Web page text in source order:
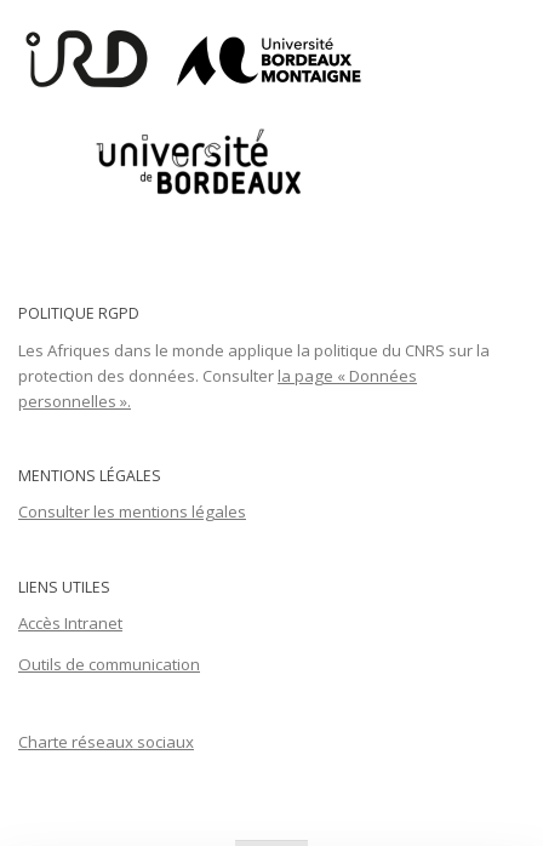
POLITIQUE RGPD
Les Afriques dans le monde applique la politique du CNRS sur la
protection des données. Consulter la page « Données
personnelles ».
MENTIONS LÉGALES
Consulter les mentions légales
LIENS UTILES
Accès Intranet
Outils de communication
Charte réseaux sociaux